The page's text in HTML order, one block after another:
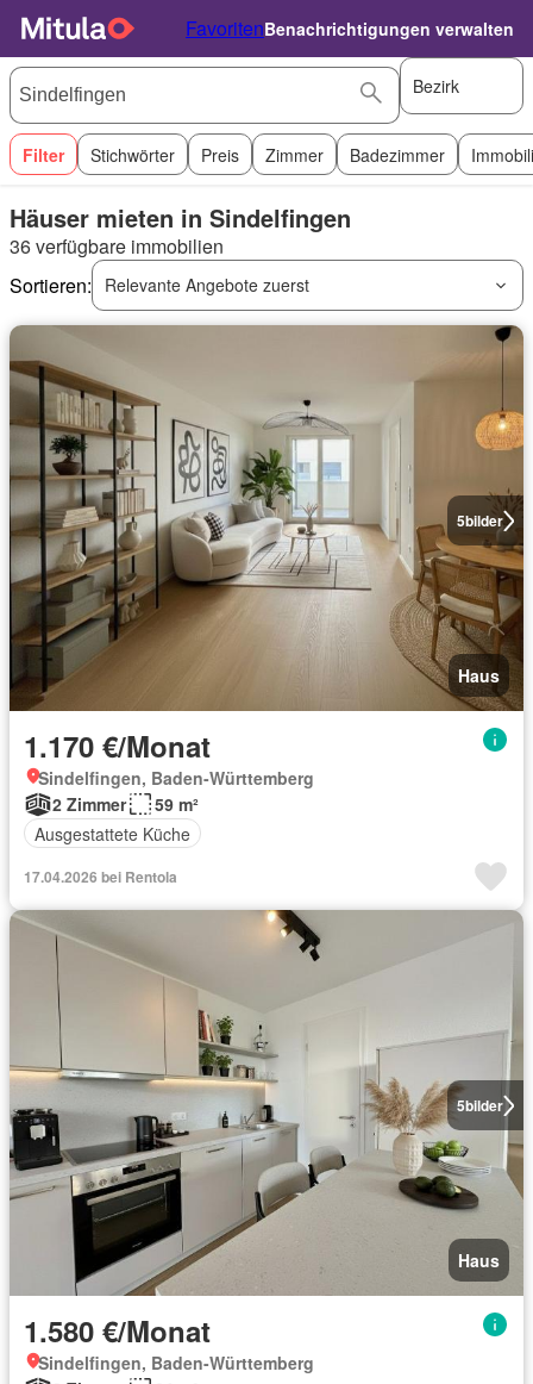
FavoritenBenachrichtigungen verwalten
Bezirk
Filter Stichwörter Preis Zimmer Badezimmer
Häuser mieten in Sindelfingen
36 verfügbare immobilien
Sortieren:
Relevante Angebote zuerst
5bilder
Haus
1.170 €/Monat
Sindelfingen, Baden-Württemberg
2 Zimmer
59 m²
Ausgestattete Küche
17.04.2026 bei Rentola
5bilder
Haus
1.580 €/Monat
Sindelfingen, Baden-Württemberg